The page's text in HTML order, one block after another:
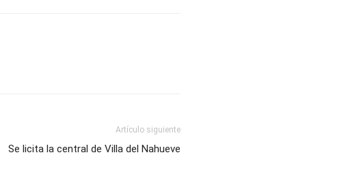
Artículo siguiente
Se licita la central de Villa del Nahueve